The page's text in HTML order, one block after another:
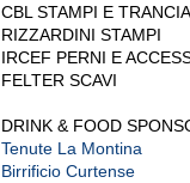
CBL STAMPI E
RIZZARDINI STAMPI
IRCEF PERNI E
FELTER SCAVI
DRINK & FOOD
Tenute La Montina
Birrificio Curtense